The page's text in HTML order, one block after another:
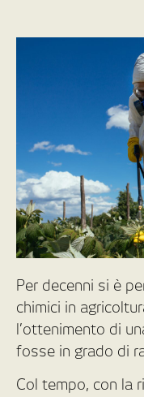
Per decenni si è
chimici in
l’ottenimento di
fosse in grado di
Col tempo, con la